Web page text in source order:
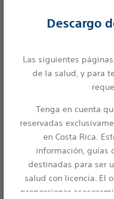
Descargo
Las siguientes
de la salud, y para
Tenga en cuenta
reservadas
en Costa Rica.
información, guías
destinadas para ser
salud con licencia. El
proporcionar
* SYNERGY MEGATRON con
Boston Scientific Corporation.
pruebas de banco no son